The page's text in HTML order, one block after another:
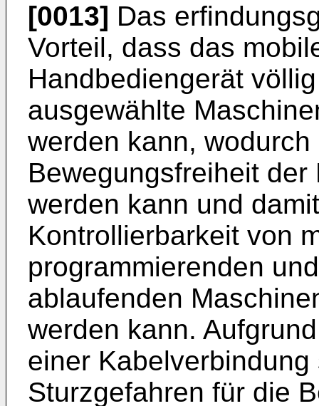
[0013] Das
Vorteil, dass das
Handbediengerät
ausgewählte
werden kann,
Bewegungsfreiheit
werden kann und
Kontrollierbarkeit von
programmierenden
ablaufenden
werden kann.
einer
Sturzgefahren für die